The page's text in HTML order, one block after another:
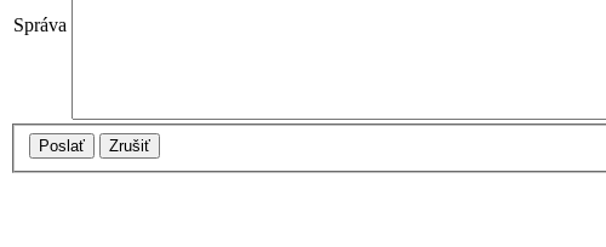
Správa
Poslať Zrušiť